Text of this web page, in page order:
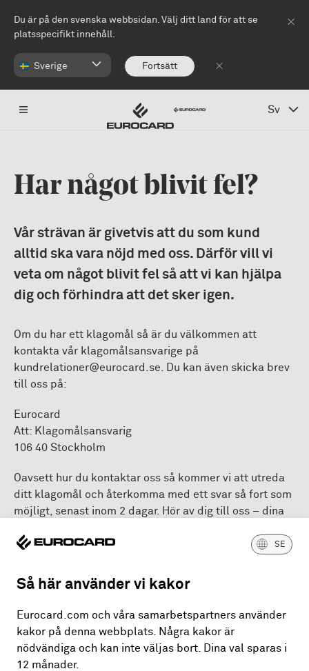
Du är på den svenska webbsidan. Välj ditt land för att se
platsspecifikt innehåll.
Sverige Fortsätt
Sv
Har något blivit fel?
Vår strävan är givetvis att du som kund
alltid ska vara nöjd med oss. Därför vill vi
veta om något blivit fel så att vi kan hjälpa
dig och förhindra att det sker igen.
Om du har ett klagomål så är du välkommen att
kontakta vår klagomålsansvarige på
kundrelationer@eurocard.se. Du kan även skicka brev
till oss på:
Eurocard
Att: Klagomålsansvarig
106 40 Stockholm
Oavsett hur du kontaktar oss så kommer vi att utreda
ditt klagomål och återkomma med ett svar så fort som
möjligt, senast inom 2 dagar. Hör av dig till oss – dina
Opartisk rådgivning och information lämnas av
konsumentvägledaren i din hemkommun eller till
Konsumenternas Bank- och finansbyrå. Om du inte
skulle vara nöjd med det besked som du fått från oss
har du alltid möjlighet att vända dig till Allmänna
SE
Så här använder vi kakor
Eurocard.com och våra samarbetspartners använder
kakor på denna webbplats. Några kakor är
nödvändiga och kan inte väljas bort. Dina val sparas i
12 månader.